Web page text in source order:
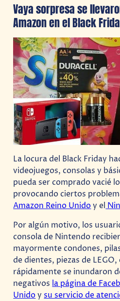
Vaya sorpresa se
Amazon en el Black
La locura del Black Friday
videojuegos, consolas y
pueda ser comprado vacié
provocando ciertos
Amazon Reino Unidoy el
Por algún motivo, los
consola de Nintendo
mayormente condones,
de dientes, piezas de
rápidamente se inundaron
negativos la página de
Unidoy su servicio de